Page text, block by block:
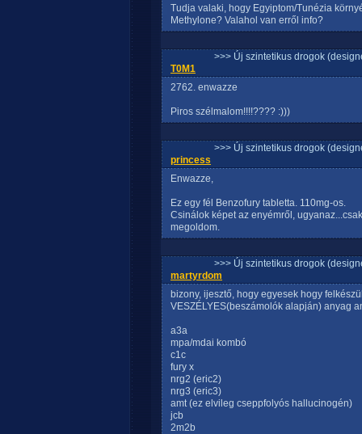
Tudja valaki, hogy Egyiptom/Tunézia
Methylone? Valahol van erről info?
>>> Új szintetikus drogok
T0M1
2762. enwazze
Piros szélmalom!!!!???? :)))
>>> Új szintetikus drogok
princess
Enwazze,
Ez egy fél Benzofury tabletta. 110mg-os.
Csinálok képet az enyémről,
megoldom.
>>> Új szintetikus drogok
martyrdom
bizony, ijesztő, hogy egyesek hogy
VESZÉLYES(beszámolók alapján) anyag
a3a
mpa/mdai kombó
c1c
fury x
nrg2 (eric2)
nrg3 (eric3)
amt (ez elvileg cseppfolyós hallucinogén)
jcb
2m2b